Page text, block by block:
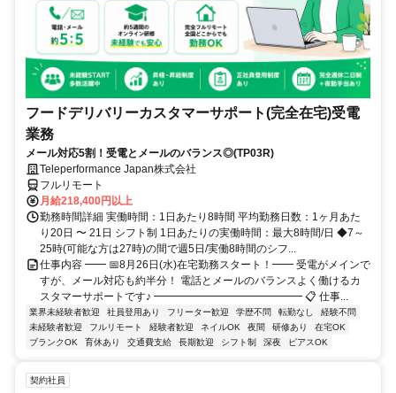
フードデリバリーカスタマーサポート(完全在宅)受電
業務
メール対応5割！受電とメールのバランス◎(TP03R)
Teleperformance Japan株式会社
フルリモート
月給218,400円以上
勤務時間詳細 実働時間：1日あたり8時間 平均勤務日数：1ヶ月あた
り20日 〜 21日 シフト制 1日あたりの実働時間：最大8時間/日 ◆7～
25時(可能な方は27時)の間で週5日/実働8時間のシフ...
仕事内容 ━━ 📅8月26日(水)在宅勤務スタート！━━ 受電がメインで
すが、メール対応も約半分！ 電話とメールのバランスよく働けるカ
スタマーサポートです♪ ━━━━━━━━━━━━━━ 📋 仕事...
業界未経験者歓迎 社員登用あり フリーター歓迎 学歴不問 転勤なし
経験不問
未経験者歓迎
フルリモート 経験者歓迎 ネイルOK 夜間 研修あり
在宅OK
ブランクOK
育休あり 交通費支給 長期歓迎 シフト制 深夜 ピアスOK
契約社員